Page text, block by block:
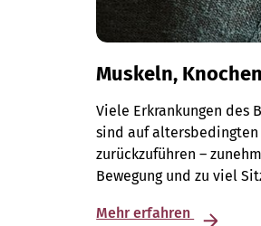
Muskeln,
Viele Erkrankungen des
sind auf altersbedingten
zurückzuführen –
Bewegung und zu viel
Mehr erfahren